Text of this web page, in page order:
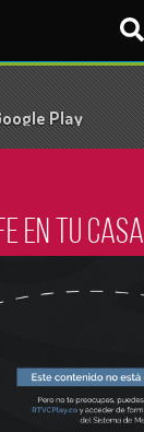
Play
en tu casa